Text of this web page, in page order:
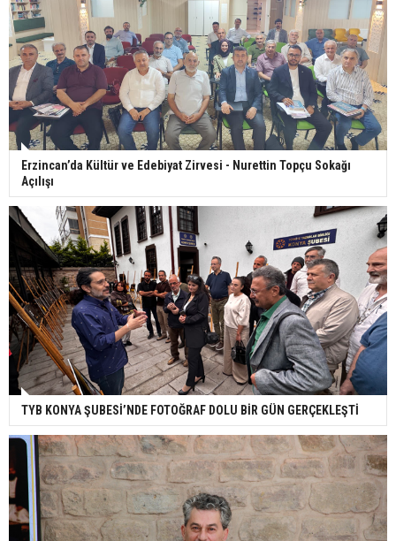
Erzincan’da Kültür ve Edebiyat Zirvesi - Nurettin Topçu Sokağı
Açılışı
TYB KONYA ŞUBESİ’NDE FOTOĞRAF DOLU BİR GÜN GERÇEKLEŞTİ